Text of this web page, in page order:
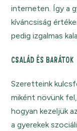
interneten. Így a
kíváncsiság
pedig izgalmas
CSALÁD ÉS BARÁTOK
Szeretteink
miként növünk
hogyan kezeljük
a gyerekek